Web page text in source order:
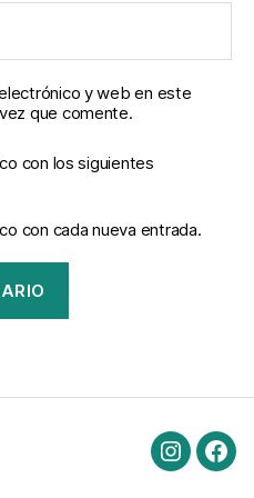
y web en este
que comente.
con los siguientes
con cada nueva entrada.